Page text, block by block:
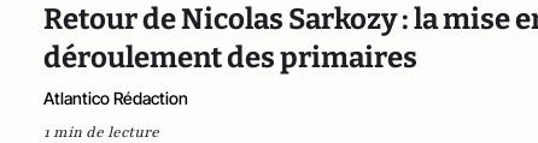
Retour de Nicolas Sarkozy : la mise
déroulement des primaires
Atlantico Rédaction
1 min de lecture